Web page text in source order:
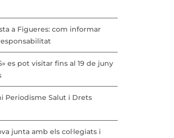
a Figueres: com informar
es pot visitar fins al 19 de juny
Periodisme Salut i Drets
junta amb els col·legiats i